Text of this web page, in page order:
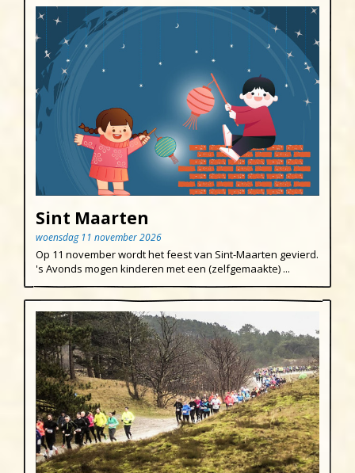
Sint Maarten
woensdag 11 november 2026
Op 11 november wordt het feest van Sint-Maarten gevierd.
's Avonds mogen kinderen met een (zelfgemaakte) ...